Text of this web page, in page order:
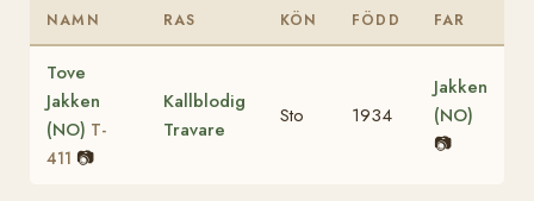
NAMN RAS KÖN FÖDD FAR
Tove
Jakken
(NO) T-
411 📷
Kallblodig
Travare
Sto 1934
Jakken
(NO)
📷